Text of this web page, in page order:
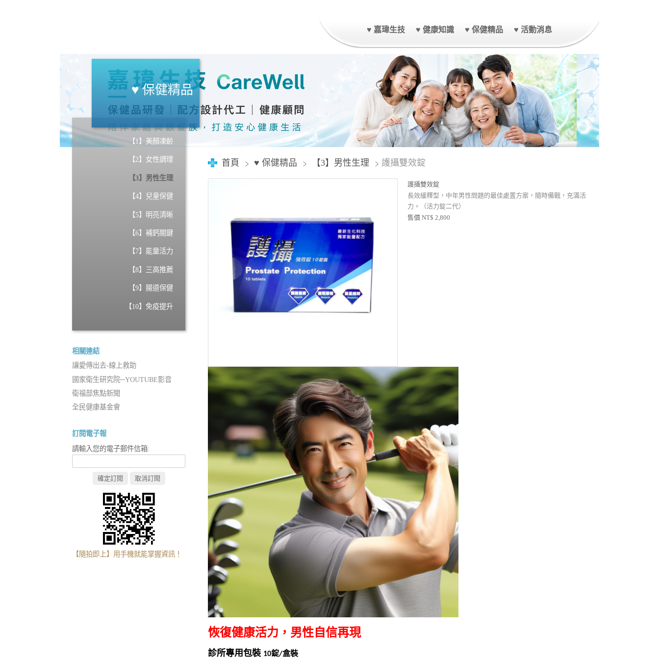
♥ 嘉瑋生技 ♥ 健康知識 ♥ 保健精品 ♥ 活動消息
♥ 保健精品
【1】美顏凍齡
【2】女性調理
【3】男性生理
【4】兒童保健
【5】明亮清晰
【6】補鈣關鍵
【7】能量活力
【8】三高推薦
【9】腸道保健
【10】免疫提升
相關連結
讓愛傳出去-線上救助
國家衛生研究院─YOUTUBE影音
衛福部焦點新聞
全民健康基金會
訂閱電子報
請輸入您的電子郵件信箱:
【隨拍即上】用手機就能掌握資訊！
首頁 ♥ 保健精品 【3】男性生理 護攝雙效錠
護攝雙效錠
長效緩釋型，中年男性問題的最佳處置方案，隨時備戰，充滿活
力。（活力錠二代）
售價 NT$ 2,800
恢復健康活力，男性自信再現
診所專用包裝 10錠/盒裝